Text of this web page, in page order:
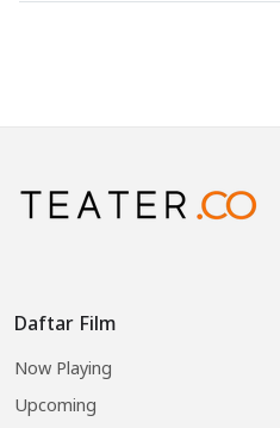
Daftar Film
Now Playing
Upcoming